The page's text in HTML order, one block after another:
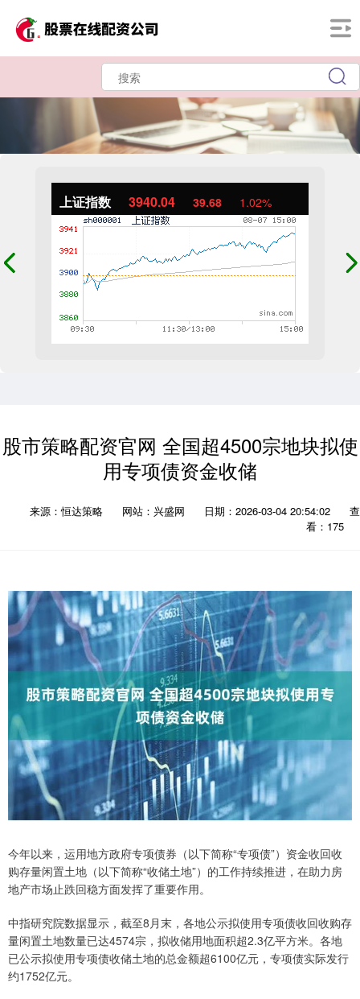
上证指数 3940.04 39.68 1.02%
股市策略配资官网 全国超4500宗地块拟使
用专项债资金收储
来源：恒达策略 网站：兴盛网 日期：2026-03-04 20:54:02
查
看：175
今年以来，运用地方政府专项债券（以下简称“专项债”）资金收回收
购存量闲置土地（以下简称“收储土地”）的工作持续推进，在助力房
地产市场止跌回稳方面发挥了重要作用。
中指研究院数据显示，截至8月末，各地公示拟使用专项债收回收购存
量闲置土地数量已达4574宗，拟收储用地面积超2.3亿平方米。各地
已公示拟使用专项债收储土地的总金额超6100亿元，专项债实际发行
约1752亿元。